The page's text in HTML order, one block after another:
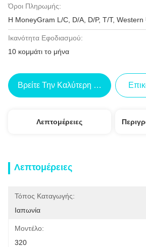
Όροι Πληρωμής:
Η MoneyGram L/C, D/A, D/P, T/T, Western
Ικανότητα Εφοδιασμού:
10 κομμάτι το μήνα
Βρείτε Την Καλύτερη Τιμή
Λεπτομέρειες
Λεπτομέρειες
Τόπος Καταγωγής:
Ιαπωνία
Μοντέλο:
320